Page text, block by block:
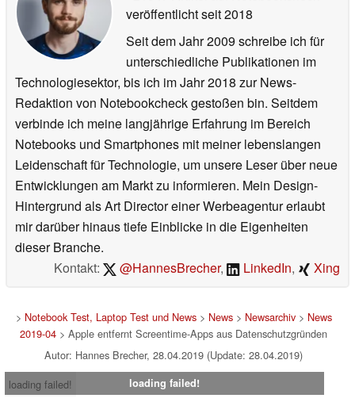
veröffentlichtseit 2018
Seit dem Jahr 2009 schreibe ich für
unterschiedliche Publikationen im
Technologiesektor, bis ich im Jahr 2018 zur News-
Redaktion von Notebookcheck gestoßen bin. Seitdem
verbinde ich meine langjährige Erfahrung im Bereich
Notebooks und Smartphones mit meiner lebenslangen
Leidenschaft für Technologie, um unsere Leser über neue
Entwicklungen am Markt zu informieren. Mein Design-
Hintergrund als Art Director einer Werbeagentur erlaubt
mir darüber hinaus tiefe Einblicke in die Eigenheiten
dieser Branche.
Kontakt:
@HannesBrecher, LinkedIn, Xing
> Notebook Test, Laptop Test und News> News> Newsarchiv> News
2019-04 > Apple entfernt Screentime-Apps aus Datenschutzgründen
Autor: Hannes Brecher, 28.04.2019 (Update: 28.04.2019)
loading failed!
loading failed!